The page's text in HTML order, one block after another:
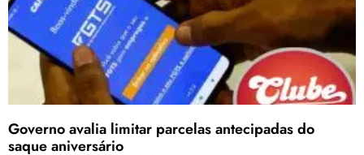
Governo avalia limitar parcelas antecipadas do
saque aniversário